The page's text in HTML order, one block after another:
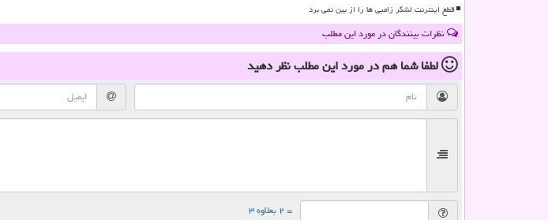
قطع اینترنت لشکر زامبی ها را از بین نمی برد
نظرات بینندگان در مورد این مطلب
لطفا شما همدر مورد این مطلبنظر دهید
= ۲ بعلاوه ۳